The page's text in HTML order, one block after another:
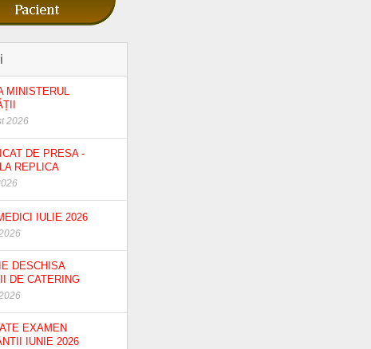
MINISTERUL
2026
DE PRESA -
REPLICA
IULIE 2026
DESCHISA
DE CATERING
EXAMEN
IUNIE 2026